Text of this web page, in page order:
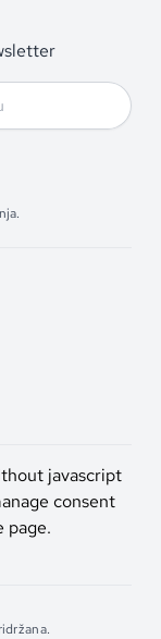
javascript
consent
page.